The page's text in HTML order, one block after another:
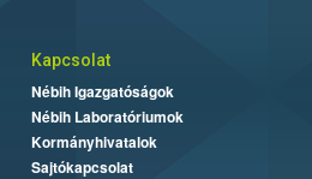
Kapcsolat
Nébih Igazgatóságok
Nébih Laboratóriumok
Kormányhivatalok
Sajtókapcsolat